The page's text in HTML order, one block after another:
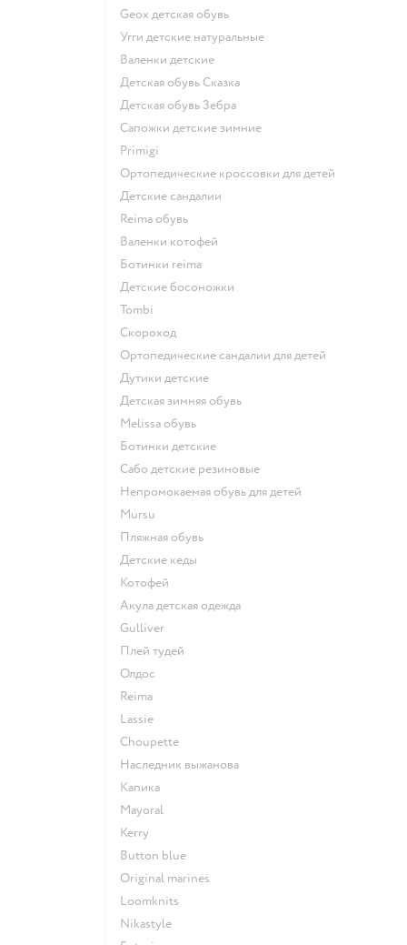
Geox детская обувь
Угги детские натуральные
Валенки детские
Детская обувь Сказка
Детская обувь Зебра
Сапожки детские зимние
Primigi
Ортопедические кроссовки для детей
Детские сандалии
Reima обувь
Валенки котофей
Ботинки reima
Детские босоножки
Tombi
Скороход
Ортопедические сандалии для детей
Дутики детские
Детская зимняя обувь
Melissa обувь
Ботинки детские
Сабо детские резиновые
Непромокаемая обувь для детей
Mursu
Пляжная обувь
Детские кеды
Котофей
Акула детская одежда
Gulliver
Плей тудей
Олдос
Reima
Lassie
Choupette
Наследник выжанова
Капика
Mayoral
Kerry
Button blue
Original marines
Loomknits
Nikastyle